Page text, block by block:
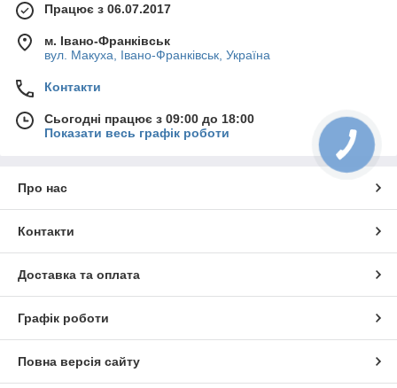
Працює з 06.07.2017
м. Івано-Франківськ
вул. Макуха, Івано-Франківськ, Україна
Контакти
Сьогодні працює з 09:00 до 18:00
Показати весь графік роботи
Про нас
Контакти
Доставка та оплата
Графік роботи
Повна версія сайту